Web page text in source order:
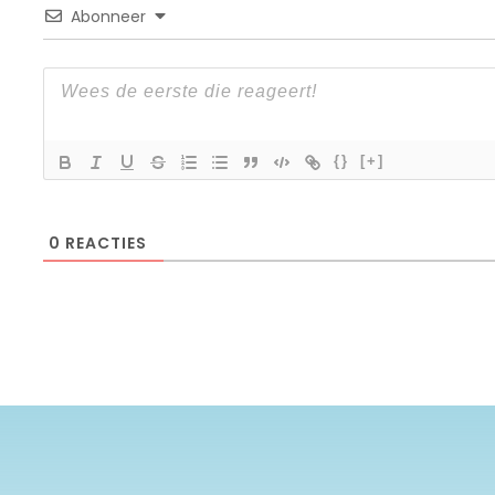
Abonneer
{} [+]
0 REACTIES